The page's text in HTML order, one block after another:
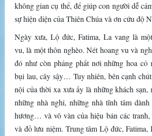
không gian cụ thể, để giúp con người dễ
sự hiện diện của Thiên Chúa và ơn cứu độ
Ngày xưa, Lộ đức, Fatima, La vang là
vu, là một thôn nghèo. Nét hoang vu và
đó như còn phảng phất nơi những hoa cỏ
bụi lau, cây sậy… Tuy nhiên, bên cạnh
nội của thời xa xưa ấy là những khách sạn,
những nhà nghỉ, những nhà tĩnh tâm
hương… và vô vàn của hiệu bán các tranh,
và đồ lưu niệm. Trung tâm Lộ đức, Fatima,